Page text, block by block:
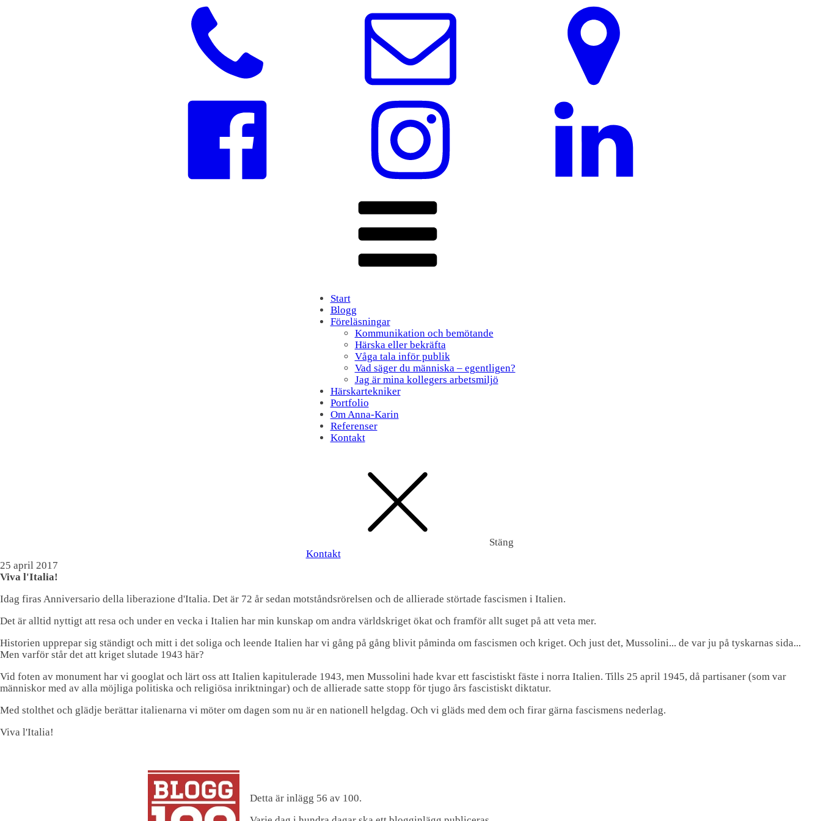
Start
Blogg
Föreläsningar
Kommunikation och bemötande
Härska eller bekräfta
Våga tala inför publik
Vad säger du människa – egentligen?
Jag är mina kollegers arbetsmiljö
Härskartekniker
Portfolio
Om Anna-Karin
Referenser
Kontakt
Stäng
Kontakt
25 april 2017
Viva l'Italia!
Idag firas Anniversario della liberazione d'Italia. Det är 72 år sedan motståndsrörelsen och de allierade störtade fascismen i Italien.
Det är alltid nyttigt att resa och under en vecka i Italien har min kunskap om andra världskriget ökat och framför allt suget på att veta mer.
Historien upprepar sig ständigt och mitt i det soliga och leende Italien har vi gång på gång blivit påminda om fascismen och kriget. Och just det, Mussolini... de var ju på tyskarnas sida...
Men varför står det att kriget slutade 1943 här?
Vid foten av monument har vi googlat och lärt oss att Italien kapitulerade 1943, men Mussolini hade kvar ett fascistiskt fäste i norra Italien. Tills 25 april 1945, då partisaner (som var
människor med av alla möjliga politiska och religiösa inriktningar) och de allierade satte stopp för tjugo års fascistiskt diktatur.
Med stolthet och glädje berättar italienarna vi möter om dagen som nu är en nationell helgdag. Och vi gläds med dem och firar gärna fascismens nederlag.
Viva l'Italia!
Detta är inlägg 56 av 100.